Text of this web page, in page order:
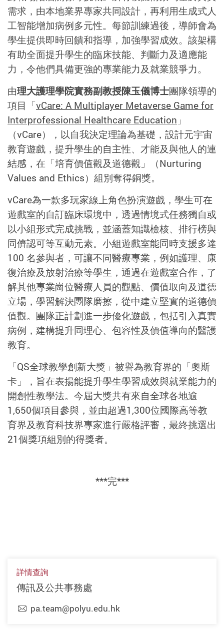
需求，由本地業界專家共同設計，再利用生成式人
工智能增加病例多元性。每節訓練過後，導師會為
學生提供即時回饋和指導，加強學習成效。該架構
有助全面提升學生的臨床技能、判斷力及適應能
力，令他們具備更強的專業能力及就業競爭力。
由理大護理學院實務副教授陳玉儀博士團隊領導的
項目「vCare: A Multiplayer Metaverse Game for
Interprofessional Healthcare Education 」
（vCare），以自我決定理論為基礎，設計元宇宙
教育遊戲，提升學生的自主性、才能及與他人的連
結感，在「培育價值觀及道德觀」（Nurturing
Values and Ethics）組別奪得銅獎。
vCare為一款多玩家線上角色扮演遊戲，學生可在
遊戲室的自訂臨床環境中，透過情境式任務獨自或
以小組形式完成挑戰，並涵蓋知識檢核、排行榜與
同儕認可等互動元素。小組遊戲室能同時支援多達
100 名參與者，可讓不同醫療專業，例如護理、康
復治療及放射治療等學生，通過在遊戲室合作，了
解其他專業崗位醫療人員的觀點、價值取向及道德
立場，學習解決團隊磨擦，從中建立堅實的道德價
值觀。團隊正計劃進一步優化遊戲，包括引入真實
病例，建構提升同理心、包容性及價值導向的醫護
教育。
「QS全球教學創新大獎」被譽為教育界的「奧斯
卡」，旨在表揚能提升學生學習成效與就業能力的
開創性教學法。今屆大獎共有來自全球各地逾
1,650個項目參與，並由超過1,300位國際高等教
育界及教育科技界專家進行嚴格評審，最終挑選出
21個獎項組別的得獎者。
***完***
詳情查詢
傳訊及公共事務處
pa.team@polyu.edu.hk